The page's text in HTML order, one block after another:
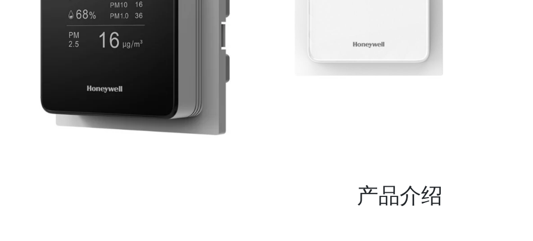
产品介绍